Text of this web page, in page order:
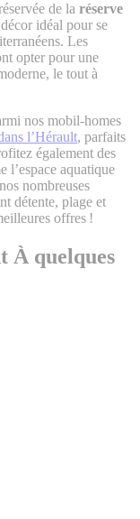
de la réserve
idéal pour se
Les
opter pour une
le tout à
nos mobil-homes
l’Hérault, parfaits
également des
l’espace aquatique
nombreuses
détente, plage et
offres !
À quelques